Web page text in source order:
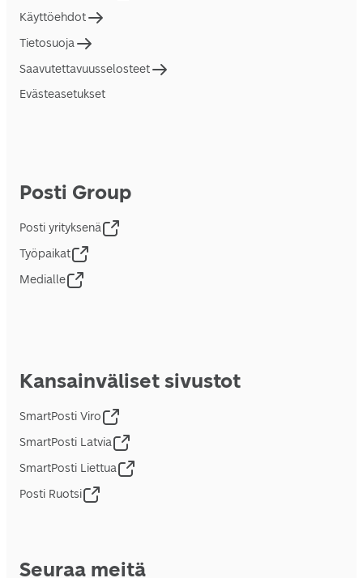
Käyttöehdot
Tietosuoja
Saavutettavuusselosteet
Evästeasetukset
Posti Group
Posti yrityksenä
Työpaikat
Medialle
Kansainväliset sivustot
SmartPosti Viro
SmartPosti Latvia
SmartPosti Liettua
Posti Ruotsi
Seuraa meitä